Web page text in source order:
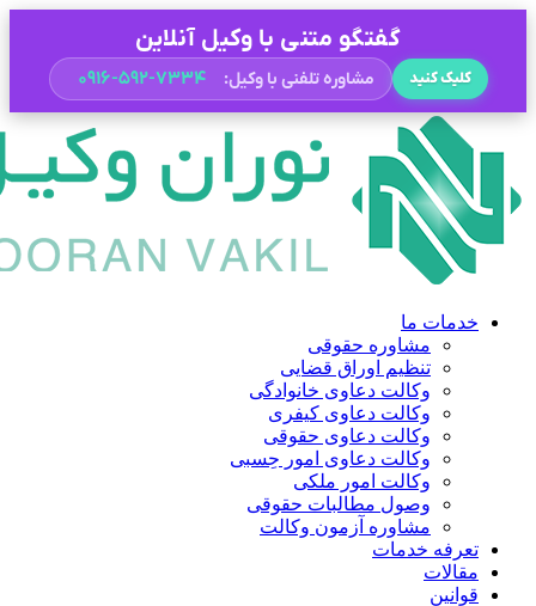
گفتگو متنی با وکیل آنلاین
کلیک کنید مشاوره تلفنی با وکیل: ۰۹۱۶-۵۹۲-۷۳۳۴
خدمات ما
مشاوره حقوقی
تنظیم اوراق قضایی
وکالت دعاوی خانوادگی
وکالت دعاوی کیفری
وکالت دعاوی حقوقی
وکالت دعاوی امور حِسبی
وکالت امور ملکی
وصول مطالبات حقوقی
مشاوره آزمون وکالت
تعرفه خدمات
مقالات
قوانین